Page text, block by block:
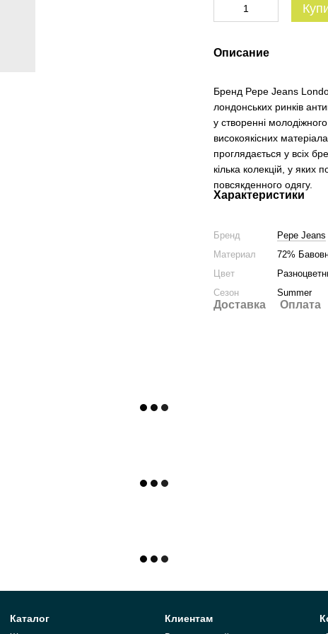
Описание
Бренд Pepe Jeans
лондонських ринків
у створенні
високоякісних
проглядається у всіх
кілька колекцій, у яких
повсякденного одягу.
Характеристики
Бренд
Pepe Jeans
Материал
72%
Цвет
Сезон
Summer
Доставка Оплата
Каталог Клиентам